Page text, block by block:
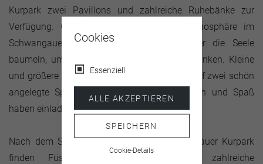
Kurpark zwei Pavillons und zahlreiche Ruhebänke zur
Verfügung. Genießen Sie die friedliche Atmosphäre im
Schwangauer Kurpark und lassen Sie hier die Seele
baumeln, um neue Kraft für den Alltag zu tanken. Kleine
und größere Kinder können sich im Kurpark auf zwei schön
angelegte Spielplätze freuen, die zum Toben und Spaß
haben einladen.
Nach dem Spaziergang durch den Schwangauer Kurpark
finden Füssen-Urlauber in Schwangau zahlreiche
Cookies
Essenziell
ALLE AKZEPTIEREN
SPEICHERN
Cookie-Details